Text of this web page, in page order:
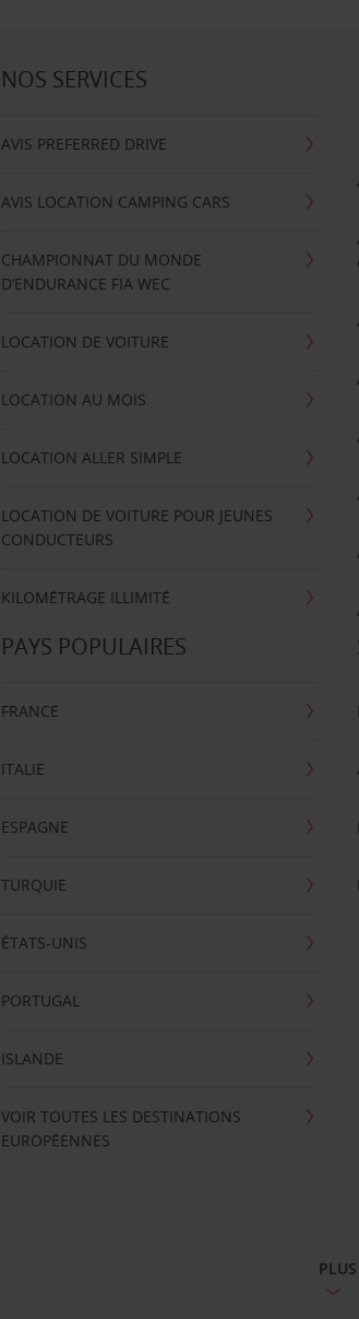
NOS SERVICES
AVIS PREFERRED DRIVE
AVIS LOCATION CAMPING CARS
CHAMPIONNAT DU MONDE
D’ENDURANCE FIA WEC
LOCATION DE VOITURE
LOCATION AU MOIS
LOCATION ALLER SIMPLE
LOCATION DE VOITURE POUR JEUNES
CONDUCTEURS
KILOMÉTRAGE ILLIMITÉ
PAYS POPULAIRES
FRANCE
ITALIE
ESPAGNE
TURQUIE
ÉTATS-UNIS
PORTUGAL
ISLANDE
VOIR TOUTES LES DESTINATIONS
EUROPÉENNES
PLUS